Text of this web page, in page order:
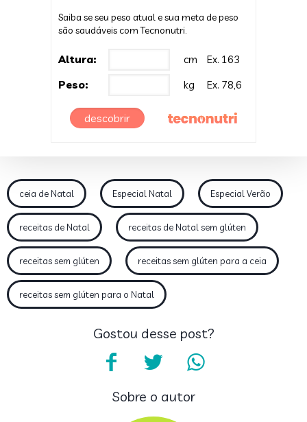
Saiba se seu peso atual e sua meta de peso
são saudáveis com Tecnonutri.
Altura: cm Ex. 163
Peso: kg Ex. 78,6
descobrir
ceia de Natal Especial Natal Especial Verão
receitas de Natal receitas de Natal sem glúten
receitas sem glúten receitas sem glúten para a ceia
receitas sem glúten para o Natal
Gostou desse post?
Sobre o autor